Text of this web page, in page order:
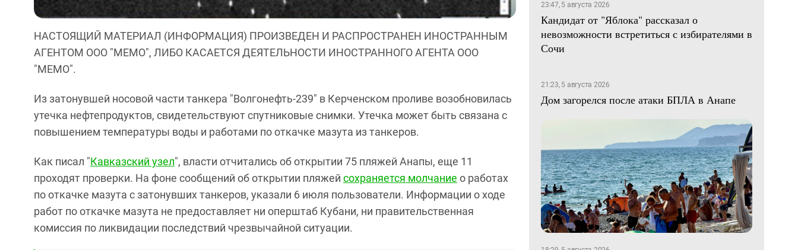
НАСТОЯЩИЙ МАТЕРИАЛ (ИНФОРМАЦИЯ) ПРОИЗВЕДЕН И РАСПРОСТРАНЕН ИНОСТРАННЫМ
АГЕНТОМ ООО "МЕМО", ЛИБО КАСАЕТСЯ ДЕЯТЕЛЬНОСТИ ИНОСТРАННОГО АГЕНТА ООО
"МЕМО".
Из затонувшей носовой части танкера "Волгонефть-239" в Керченском проливе возобновилась
утечка нефтепродуктов, свидетельствуют спутниковые снимки. Утечка может быть связана с
повышением температуры воды и работами по откачке мазута из танкеров.
Как писал "Кавказский узел", власти отчитались об открытии 75 пляжей Анапы, еще 11
проходят проверки. На фоне сообщений об открытии пляжей сохраняется молчание о работах
по откачке мазута с затонувших танкеров, указали 6 июля пользователи. Информации о ходе
работ по откачке мазута не предоставляет ни оперштаб Кубани, ни правительственная
комиссия по ликвидации последствий чрезвычайной ситуации.
23:47, 5 августа 2026
Кандидат от "Яблока" рассказал о
невозможности встретиться с избирателями в
Сочи
21:23, 5 августа 2026
Дом загорелся после атаки БПЛА в Анапе